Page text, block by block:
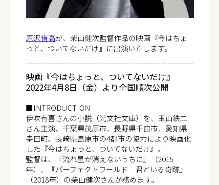
原沢侑高が、柴山健次監督作品の映画『今はちょ
っと、ついてないだけ』に出演いたします。
映画『今はちょっと、ついてないだけ』
2022年4月8日（金）より全国順次公開
■INTRODUCTION
伊吹有喜さんの小説（光文社文庫）を、玉山鉄二
さん主演、千葉県茂原市、長野県千曲市、愛知県
幸田町、長崎県島原市の4都市の協力により映画化
した『今はちょっと、ついてないだけ』。
監督は、『流れ星が消えないうちに』（2015
年）、『パーフェクトワールド 君といる奇跡』
（2018年）の柴山健次さんが務めます。